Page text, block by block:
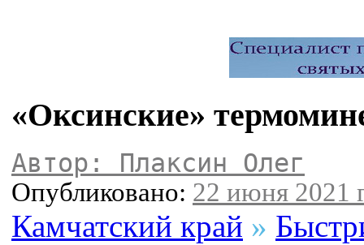
«Оксинские»
Автор: Плаксин Олег
Опубликовано: 22 июня 2021
Камчатский край »